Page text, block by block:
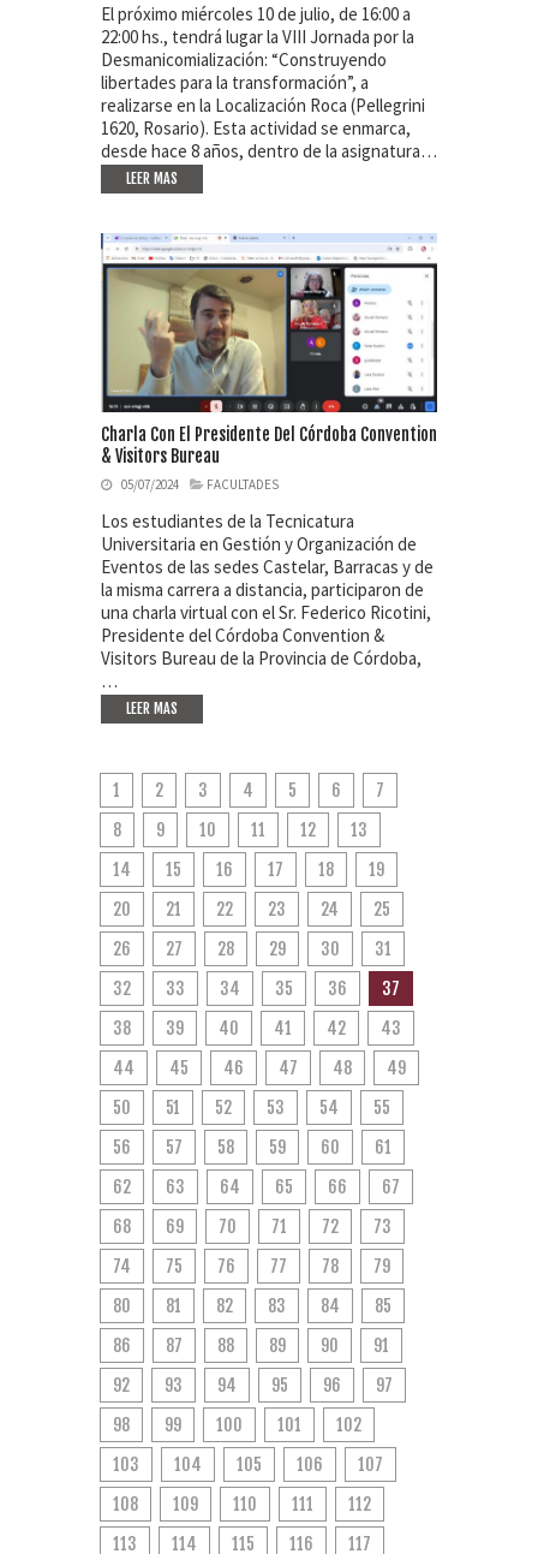
El próximo miércoles 10 de julio, de 16:00 a
22:00 hs., tendrá lugar la VIII Jornada por la
Desmanicomialización: “Construyendo
libertades para la transformación”, a
realizarse en la Localización Roca (Pellegrini
1620, Rosario). Esta actividad se enmarca,
desde hace 8 años, dentro de la asignatura…
LEER MAS
Charla Con El Presidente Del Córdoba Convention
& Visitors Bureau
05/07/2024 FACULTADES
Los estudiantes de la Tecnicatura
Universitaria en Gestión y Organización de
Eventos de las sedes Castelar, Barracas y de
la misma carrera a distancia, participaron de
una charla virtual con el Sr. Federico Ricotini,
Presidente del Córdoba Convention &
Visitors Bureau de la Provincia de Córdoba,
…
LEER MAS
1 2 3 4 5 6
7
8
9 10 11 12
13
14
15 16 17 18
19
20
21 22 23 24
25
26
27 28 29 30
31
32
33 34 35 36
37
38
39 40 41 42
43
44
45 46 47 48
49
50
51 52 53 54
55
56
57 58 59 60
61
62
63 64 65 66
67
68
69 70 71 72
73
74
75 76 77 78
79
80
81 82 83 84
85
86
87 88 89 90
91
92
93 94 95 96
97
98
99 100 101
102
103
104 105 106
107
108
109 110 111
112
113
114 115 116 117